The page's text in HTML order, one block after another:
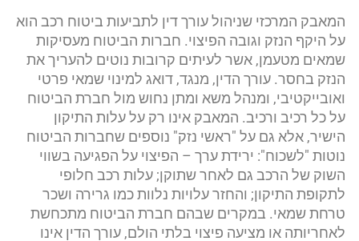
המאבק המרכזי שניהול עורך דין לתביעות ביטוח רכב הוא
על היקף הנזק וגובה הפיצוי. חברות הביטוח מעסיקות
שמאים מטעמן, אשר לעיתים קרובות נוטים להעריך את
הנזק בחסר. עורך הדין, מנגד, דואג למינוי שמאי פרטי
ואובייקטיבי, ומנהל משא ומתן נחוש מול חברת הביטוח
על כל רכיב ורכיב. המאבק אינו רק על עלות התיקון
הישיר, אלא גם על "ראשי נזק" נוספים שחברות הביטוח
נוטות "לשכוח": ירידת ערך – הפיצוי על הפגיעה בשווי
השוק של הרכב גם לאחר שתוקן; עלות רכב חלופי
לתקופת התיקון; והחזר עלויות נלוות כמו גרירה ושכר
טרחת שמאי. במקרים שבהם חברת הביטוח מתכחשת
לאחריותה או מציעה פיצוי בלתי הולם, עורך הדין אינו